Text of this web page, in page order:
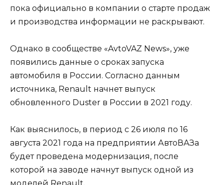
пока официально в компании о старте продаж
и производства информации не раскрывают.
Однако в сообществе «AvtoVAZ News», уже
появились данные о сроках запуска
автомобиля в России. Согласно данным
источника, Renault начнет выпуск
обновленного Duster в России в 2021 году.
Как выяснилось, в период с 26 июля по 16
августа 2021 года на предприятии АвтоВАЗа
будет проведена модернизация, после
которой на заводе начнут выпуск одной из